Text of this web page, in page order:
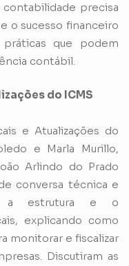
precisa
o sucesso financeiro
práticas que podem
contábil.
do ICMS
e Atualizações do
e Marla Murillo,
Arlindo do Prado
conversa técnica e
a estrutura e o
explicando como
monitorar e fiscalizar
Discutiram as